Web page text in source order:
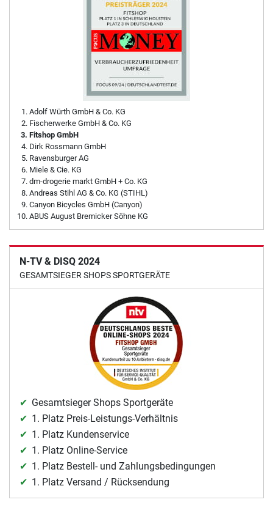
Adolf Würth GmbH & Co. KG
Fischerwerke GmbH & Co. KG
Fitshop GmbH
Dirk Rossmann GmbH
Ravensburger AG
Miele & Cie. KG
dm-drogerie markt GmbH + Co. KG
Andreas Stihl AG & Co. KG (STIHL)
Canyon Bicycles GmbH (Canyon)
ABUS August Bremicker Söhne KG
N-TV & DISQ 2024
GESAMTSIEGER SHOPS SPORTGERÄTE
Gesamtsieger Shops Sportgeräte
1. Platz Preis-Leistungs-Verhältnis
1. Platz Kundenservice
1. Platz Online-Service
1. Platz Bestell- und Zahlungsbedingungen
1. Platz Versand / Rücksendung